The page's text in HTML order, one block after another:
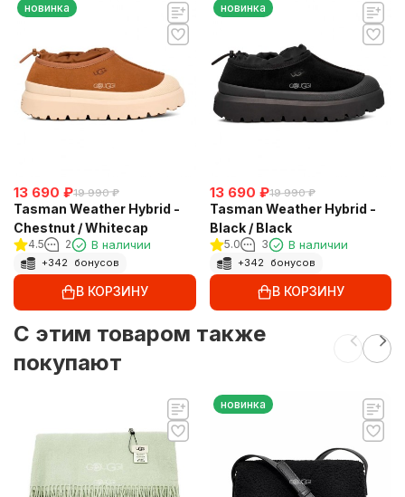
новинка
13 690 ₽19 990 ₽
Tasman Weather Hybrid -
Chestnut / Whitecap
4.5 2 В наличии
+342 бонусов
В КОРЗИНУ
новинка
13 690 ₽19 990 ₽
Tasman Weather Hybrid -
Black / Black
5.0 3 В наличии
+342 бонусов
В КОРЗИНУ
C этим товаром также
покупают
новинка